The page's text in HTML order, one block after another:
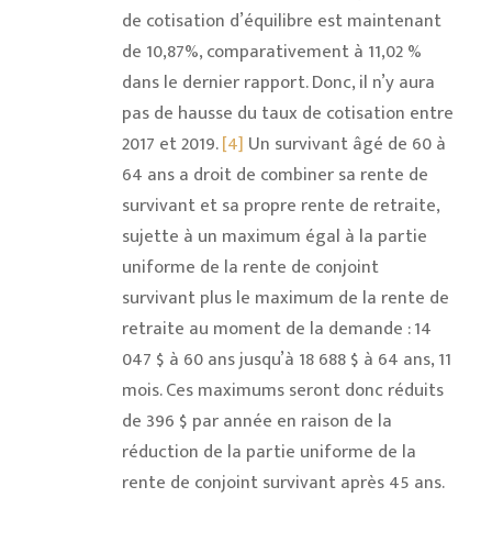
de cotisation d’équilibre est maintenant
de 10,87%, comparativement à 11,02 %
dans le dernier rapport. Donc, il n’y aura
pas de hausse du taux de cotisation entre
2017 et 2019.[4] Un survivant âgé de 60 à
64 ans a droit de combiner sa rente de
survivant et sa propre rente de retraite,
sujette à un maximum égal à la partie
uniforme de la rente de conjoint
survivant plus le maximum de la rente de
retraite au moment de la demande : 14
047 $ à 60 ans jusqu’à 18 688 $ à 64 ans, 11
mois. Ces maximums seront donc réduits
de 396 $ par année en raison de la
réduction de la partie uniforme de la
rente de conjoint survivant après 45 ans.